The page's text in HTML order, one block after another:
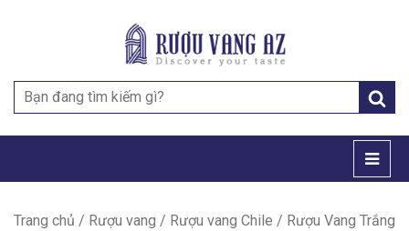
Search
for:
Trang chủ / Rượu vang / Rượu vang Chile / Rượu Vang Trắng